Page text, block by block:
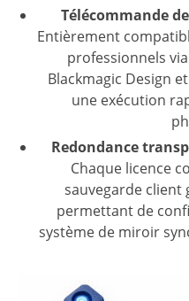
Télécommande
Entièrement
professionnels
Blackmagic Design
une exécution
Redondance
Chaque licence
sauvegarde client
permettant de
système de miroir